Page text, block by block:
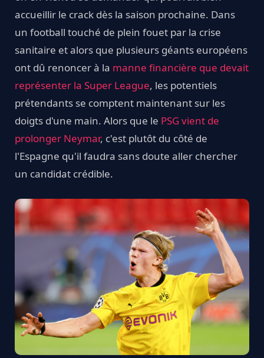
accueillir le crack dès la saison prochaine. Dans
un football touché de plein fouet par la crise
sanitaire et alors que plusieurs géants européens
ont dû renoncer à la manne financière que devait
représenter la Super League, les potentiels
prétendants se comptent maintenant sur les
doigts d'une main. Alors que le PSG vient de
prolonger Neymar, c'est plutôt du côté de
l'Espagne qu'il faudra sans doute aller chercher
un candidat crédible.